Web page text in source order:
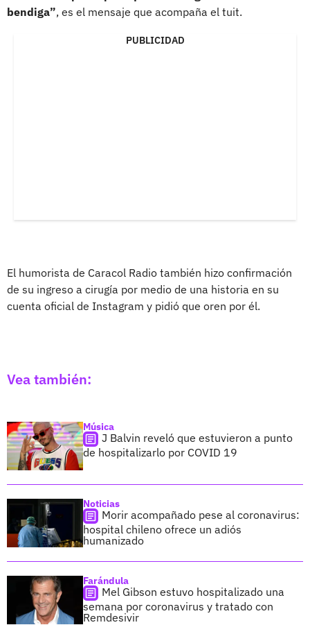
bendiga”, es el mensaje que acompaña el tuit.
PUBLICIDAD
El humorista de Caracol Radio también hizo confirmación
de su ingreso a cirugía por medio de una historia en su
cuenta oficial de Instagram y pidió que oren por él.
Vea también:
Música
J Balvin reveló que estuvieron a punto
de hospitalizarlo por COVID 19
Noticias
Morir acompañado pese al coronavirus:
hospital chileno ofrece un adiós
humanizado
Farándula
Mel Gibson estuvo hospitalizado una
semana por coronavirus y tratado con
Remdesivir